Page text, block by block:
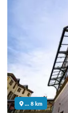
... 8 km